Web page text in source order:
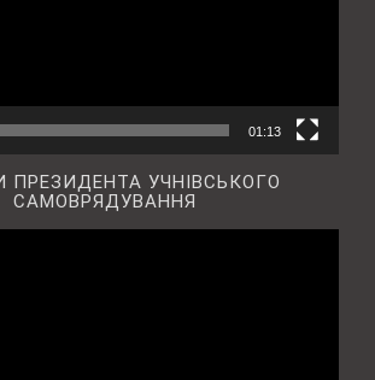
01:13
ПРЕЗИДЕНТА УЧНІВСЬКОГО
САМОВРЯДУВАННЯ